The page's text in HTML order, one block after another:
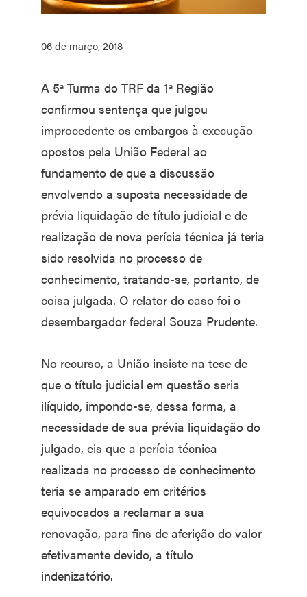
06 de março, 2018
A 5ª Turma do TRF da 1ª Região
confirmou sentença que julgou
improcedente os embargos à execução
opostos pela União Federal ao
fundamento de que a discussão
envolvendo a suposta necessidade de
prévia liquidação de título judicial e de
realização de nova perícia técnica já teria
sido resolvida no processo de
conhecimento, tratando-se, portanto, de
coisa julgada. O relator do caso foi o
desembargador federal Souza Prudente.
No recurso, a União insiste na tese de
que o título judicial em questão seria
ilíquido, impondo-se, dessa forma, a
necessidade de sua prévia liquidação do
julgado, eis que a perícia técnica
realizada no processo de conhecimento
teria se amparado em critérios
equivocados a reclamar a sua
renovação, para fins de aferição do valor
efetivamente devido, a título
indenizatório.